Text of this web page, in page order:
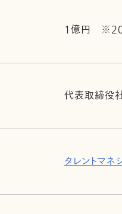
1億円
代表取締役
タレントマネ